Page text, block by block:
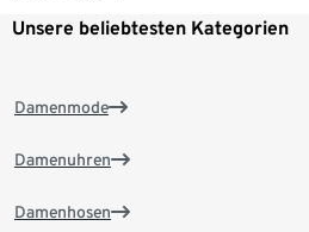
Unsere beliebtesten Kategorien
Damenmode
Damenuhren
Damenhosen